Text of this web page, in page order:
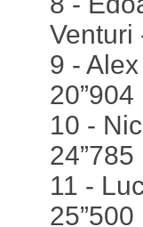
Venturi
9 -
20”904
10 -
24”785
11 -
25”500